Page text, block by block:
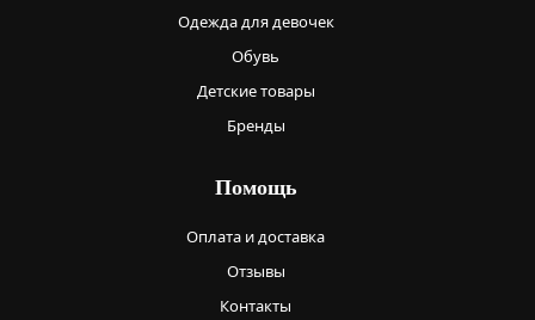
Одежда для девочек
Обувь
Детские товары
Бренды
Помощь
Оплата и доставка
Отзывы
Контакты